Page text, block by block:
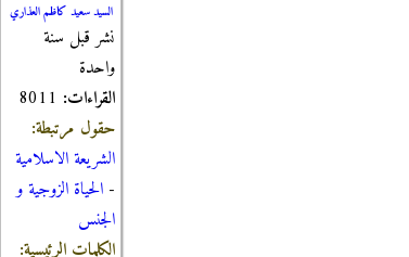
السيد سعيد كاظم العذاري
نشر قبل سنة
واحدة
القراءات:
حقول مرتبطة:
الشريعة الاسلامية
- الحياة الزوجية و
الجنس
الكلمات الرئيسية: